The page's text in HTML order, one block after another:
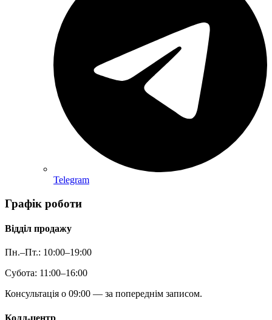
Telegram
Графік роботи
Відділ продажу
Пн.–Пт.: 10:00–19:00
Субота: 11:00–16:00
Консультація о 09:00 — за попереднім записом.
Колл-центр